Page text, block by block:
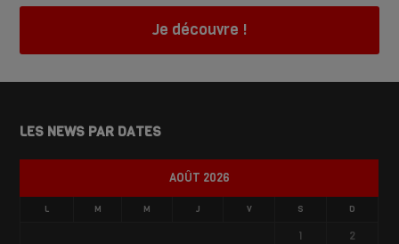
Je découvre !
LES NEWS PAR DATES
AOÛT 2026
L M M J V S D
1
2